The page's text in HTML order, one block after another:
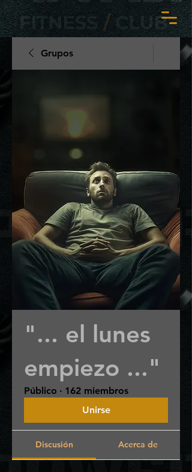
Grupos
"... el lunes
empiezo ..."
Público · 162 miembros
Unirse
Discusión Acerca de